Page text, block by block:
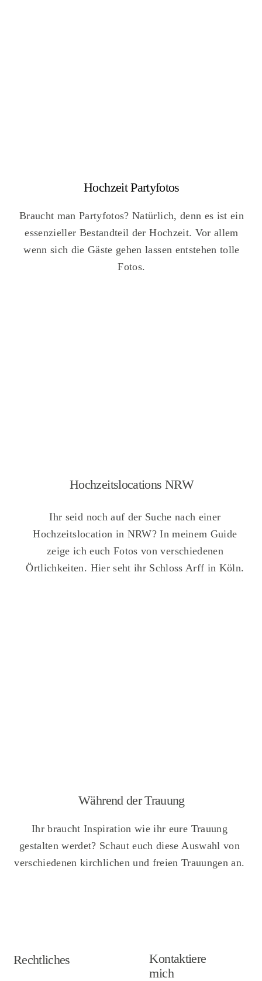
Während der Trauung
Hochzeit Partyfotos
Hochzeitslocations NRW
Ihr braucht Inspiration wie ihr eure Trauung
gestalten werdet? Schaut euch diese Auswahl von
verschiedenen kirchlichen und freien Trauungen an.
Ihr seid noch auf der Suche nach einer
Hochzeitslocation in NRW? In meinem Guide
zeige ich euch Fotos von verschiedenen
Örtlichkeiten. Hier seht ihr Schloss Arff in Köln.
Braucht man Partyfotos? Natürlich, denn es ist ein
essenzieller Bestandteil der Hochzeit. Vor allem
wenn sich die Gäste gehen lassen entstehen tolle
Fotos.
Rechtliches
Kontaktiere
mich